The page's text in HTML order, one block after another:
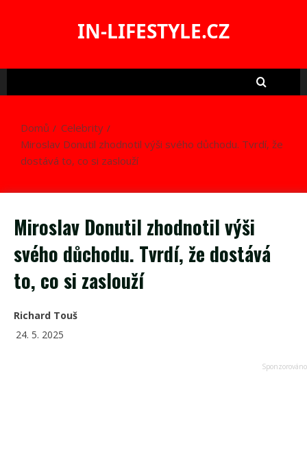
IN-LIFESTYLE.CZ
Domů
Celebrity
Miroslav Donutil zhodnotil výši svého důchodu. Tvrdí, že
dostává to, co si zaslouží
Miroslav Donutil zhodnotil výši
svého důchodu. Tvrdí, že dostává
to, co si zaslouží
Richard Touš
24. 5. 2025